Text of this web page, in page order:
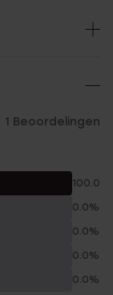
1 Beoordelingen
100.0%
0.0%
0.0%
0.0%
0.0%